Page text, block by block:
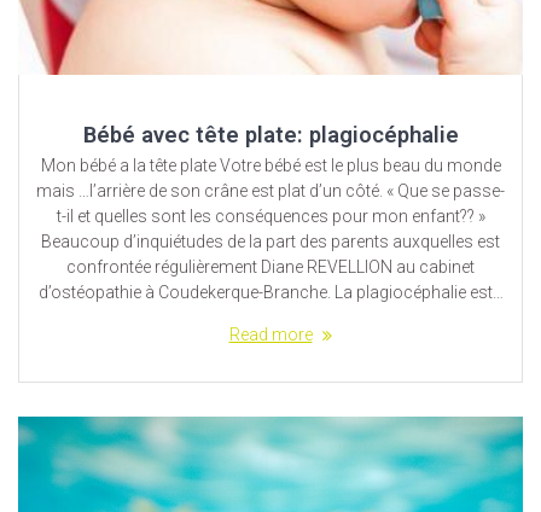
Bébé avec tête plate: plagiocéphalie
Mon bébé a la tête plate Votre bébé est le plus beau du monde
mais …l’arrière de son crâne est plat d’un côté. « Que se passe-
t-il et quelles sont les conséquences pour mon enfant?? »
Beaucoup d’inquiétudes de la part des parents auxquelles est
confrontée régulièrement Diane REVELLION au cabinet
d’ostéopathie à Coudekerque-Branche. La plagiocéphalie est…
Read more